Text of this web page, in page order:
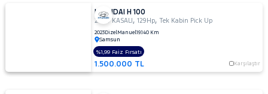
HYUNDAI H 100
2.5 D KASALI ,129Hp,Tek Kabin Pick Up
2023DizelManuel19.140 Km
Samsun
1.500.000 TL Karşılaştır
%1,99 Faiz Fırsatı